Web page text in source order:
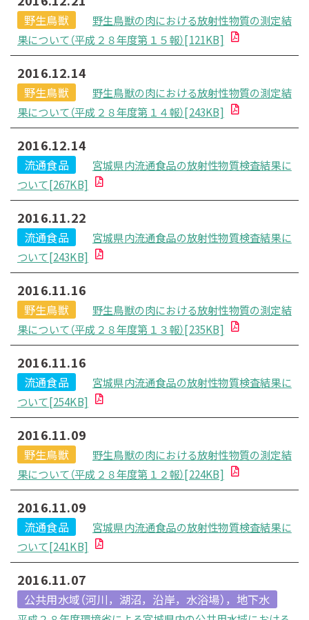
野生鳥獣
野生鳥獣の肉における放射性物質の測定結
果について（平成２８年度第１５報）[121KB]
2016.12.14
野生鳥獣
野生鳥獣の肉における放射性物質の測定結
果について（平成２８年度第１４報）[243KB]
2016.12.14
流通食品
宮城県内流通食品の放射性物質検査結果に
ついて[267KB]
2016.11.22
流通食品
宮城県内流通食品の放射性物質検査結果に
ついて[243KB]
2016.11.16
野生鳥獣
野生鳥獣の肉における放射性物質の測定結
果について（平成２８年度第１３報）[235KB]
2016.11.16
流通食品
宮城県内流通食品の放射性物質検査結果に
ついて[254KB]
2016.11.09
野生鳥獣
野生鳥獣の肉における放射性物質の測定結
果について（平成２８年度第１２報）[224KB]
2016.11.09
流通食品
宮城県内流通食品の放射性物質検査結果に
ついて[241KB]
2016.11.07
公共用水域（河川，湖沼，沿岸，水浴場），地下水